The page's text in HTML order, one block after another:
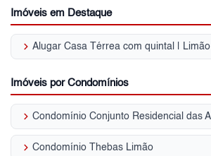
Imóveis em Destaque
keyboard_arrow_right Alugar Casa Térrea com quintal | Limão
Imóveis por Condomínios
keyboard_arrow_right
keyboard_arrow_right Condomínio Thebas Limão